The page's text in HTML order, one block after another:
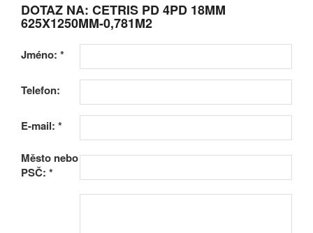
DOTAZ NA: CETRIS PD 4PD 18MM
625X1250MM-0,781M2
Jméno: *
Telefon:
E-mail: *
Město nebo
PSČ: *